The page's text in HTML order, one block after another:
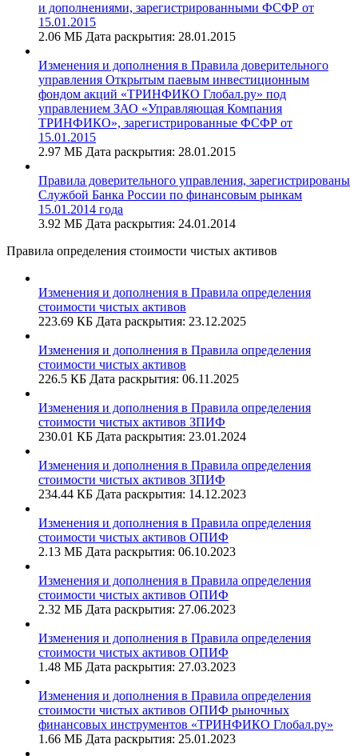
и дополнениями, зарегистрированными ФСФР от
15.01.2015
2.06 МБ Дата раскрытия: 28.01.2015
Изменения и дополнения в Правила доверительного
управления Открытым паевым инвестиционным
фондом акций «ТРИНФИКО Глобал.ру» под
управлением ЗАО «Управляющая Компания
ТРИНФИКО», зарегистрированные ФСФР от
15.01.2015
2.97 МБ Дата раскрытия: 28.01.2015
Правила доверительного управления, зарегистрированы
Службой Банка России по финансовым рынкам
15.01.2014 года
3.92 МБ Дата раскрытия: 24.01.2014
Правила определения стоимости чистых активов
Изменения и дополнения в Правила определения
стоимости чистых активов
223.69 КБ Дата раскрытия: 23.12.2025
Изменения и дополнения в Правила определения
стоимости чистых активов
226.5 КБ Дата раскрытия: 06.11.2025
Изменения и дополнения в Правила определения
стоимости чистых активов ЗПИФ
230.01 КБ Дата раскрытия: 23.01.2024
Изменения и дополнения в Правила определения
стоимости чистых активов ЗПИФ
234.44 КБ Дата раскрытия: 14.12.2023
Изменения и дополнения в Правила определения
стоимости чистых активов ОПИФ
2.13 МБ Дата раскрытия: 06.10.2023
Изменения и дополнения в Правила определения
стоимости чистых активов ОПИФ
2.32 МБ Дата раскрытия: 27.06.2023
Изменения и дополнения в Правила определения
стоимости чистых активов ОПИФ
1.48 МБ Дата раскрытия: 27.03.2023
Изменения и дополнения в Правила определения
стоимости чистых активов ОПИФ рыночных
финансовых инструментов «ТРИНФИКО Глобал.ру»
1.66 МБ Дата раскрытия: 25.01.2023